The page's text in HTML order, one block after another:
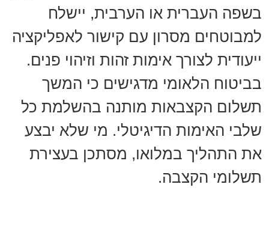
בשפה העברית או הערבית, יישלח
למבוטחים מסרון עם קישור לאפליקציה
ייעודית לצורך אימות זהות וזיהוי פנים.
בביטוח הלאומי מדגישים כי המשך
תשלום הקצבאות מותנה בהשלמת כל
שלבי האימות הדיגיטלי. מי שלא יבצע
את התהליך במלואו, מסתכן בעצירת
תשלומי הקצבה.